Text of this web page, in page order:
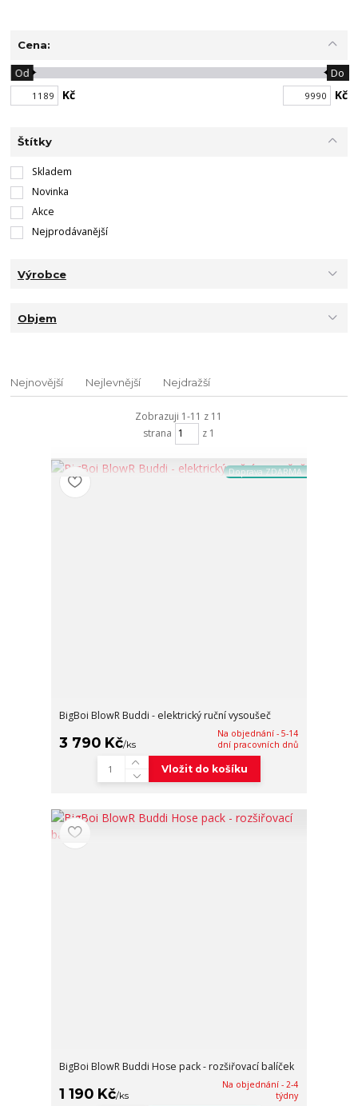
Cena:
Kč
Od Do
Kč
Štítky
Skladem
Novinka
Akce
Nejprodávanější
Výrobce
Objem
Nejnovější Nejlevnější Nejdražší
Zobrazuji 1-11 z 11
strana
z 1
Doprava ZDARMA
BigBoi BlowR Buddi - elektrický ruční vysoušeč
3 790 Kč/ks
Na objednání - 5-14
dní pracovních dnů
Vložit do košíku
BigBoi BlowR Buddi Hose pack - rozšiřovací balíček
1 190 Kč/ks
Na objednání - 2-4
týdny